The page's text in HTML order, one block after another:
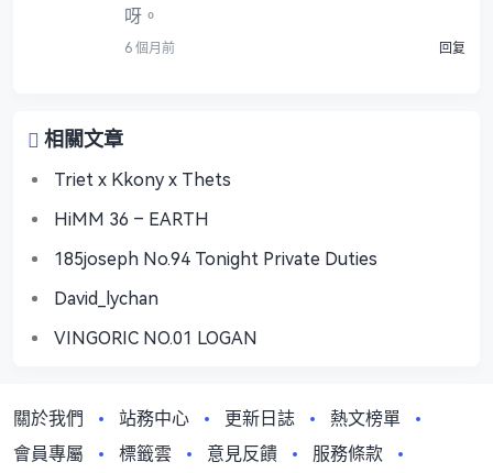
呀。
6 個月前 回复
相關文章
Triet x Kkony x Thets
HiMM 36 – EARTH
185joseph No.94 Tonight Private Duties
David_lychan
VINGORIC NO.01 LOGAN
關於我們 站務中心 更新日誌
熱文榜單
會員專屬
標籤雲 意見反饋 服務條款